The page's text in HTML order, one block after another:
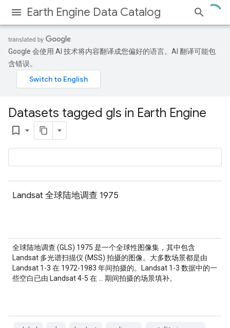
Earth Engine Data Catalog
Google 会使用 AI 技术将内容翻译成您偏好的语言。AI 翻译可能包
含错误。
Datasets tagged gls in Earth Engine
bookmark_border
Landsat 全球陆地调查 1975
全球陆地调查 (GLS) 1975 是一个全球性图像集，其中包含
Landsat 多光谱扫描仪 (MSS) 拍摄的图像。大多数场景都是由
Landsat 1-3 在 1972-1983 年间拍摄的。Landsat 1-3 数据中的一
些空白已由 Landsat 4-5 在 … 期间拍摄的场景填补。